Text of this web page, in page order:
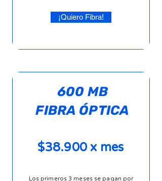
¡Quiero Fibra!
600 MB
FIBRA ÓPTICA
$38.900 x mes
Los primeros 3 meses se pagan por